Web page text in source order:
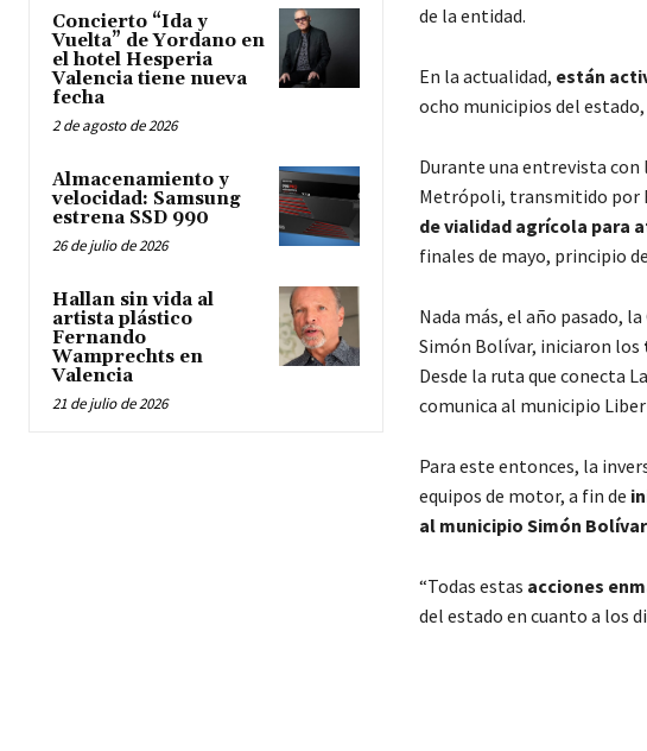
Concierto “Ida y
Vuelta” de Yordano en
el hotel Hesperia
Valencia tiene nueva
fecha
2 de agosto de 2026
Almacenamiento y
velocidad: Samsung
estrena SSD 990
26 de julio de 2026
Hallan sin vida al
artista plástico
Fernando
Wamprechts en
Valencia
21 de julio de 2026
de la entidad.
En la actualidad, están
ocho municipios del
Durante una entrevista con
Metrópoli, transmitido por
de vialidad agrícola para
finales de mayo, principio
Nada más, el año pasado,
Simón Bolívar, iniciaron los
Desde la ruta que conecta
comunica al municipio
Para este entonces, la
equipos de motor, a fin de
al municipio Simón Bolívar
“Todas estas acciones
del estado en cuanto a los